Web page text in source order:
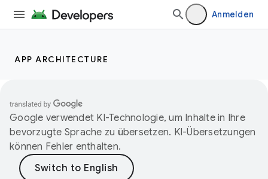
Anmelden
APP ARCHITECTURE
Google verwendet KI-Technologie, um Inhalte in Ihre
bevorzugte Sprache zu übersetzen. KI-Übersetzungen
können Fehler enthalten.